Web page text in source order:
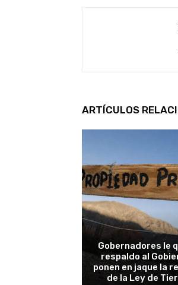
ARTÍCULOS
Gobernadores le
respaldo al
ponen en jaque la
de la Ley de